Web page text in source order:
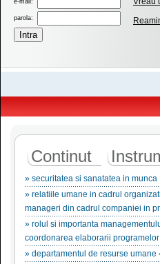
e-mail:
parola:
Continut
» securitatea si sanatatea in munca
» relatiile umane in cadrul
manageri din cadrul companiei in
» rolul si importanta
coordonarea elaborarii
» departamentul de resurse